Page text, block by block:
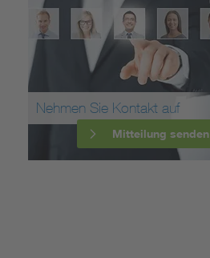
Nehmen Sie Kontakt auf
Mitteilung senden